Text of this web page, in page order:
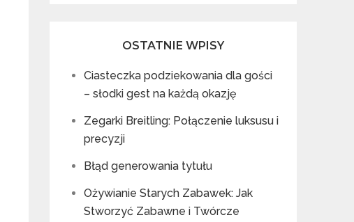
OSTATNIE WPISY
Ciasteczka podziekowania dla gości
– słodki gest na każdą okazję
Zegarki Breitling: Połączenie luksusu i
precyzji
Błąd generowania tytułu
Ożywianie Starych Zabawek: Jak
Stworzyć Zabawne i Twórcze